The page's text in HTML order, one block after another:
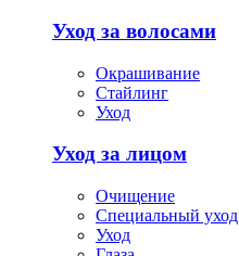
Уход за волосами
Окрашивание
Стайлинг
Уход
Уход за лицом
Очищение
Специальный уход
Уход